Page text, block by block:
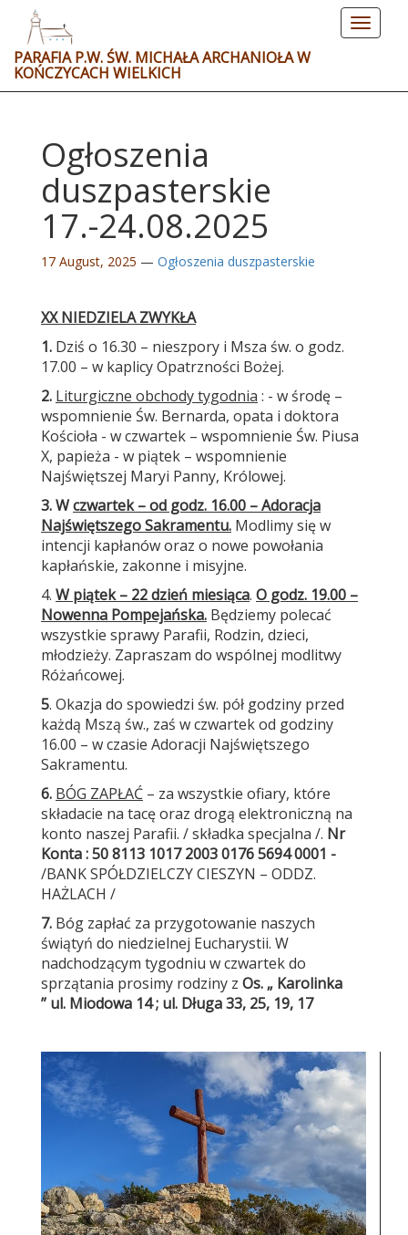
Toggle
PARAFIA P.W. ŚW. MICHAŁA ARCHANIOŁA W
KOŃCZYCACH WIELKICH
Ogłoszenia
duszpasterskie
17.-24.08.2025
17 August, 2025 — Ogłoszenia duszpasterskie
XX NIEDZIELA ZWYKŁA
1. Dziś o 16.30 – nieszpory i Msza św. o godz.
17.00 – w kaplicy Opatrzności Bożej.
2. Liturgiczne obchody tygodnia : - w środę –
wspomnienie Św. Bernarda, opata i doktora
Kościoła - w czwartek – wspomnienie Św. Piusa
X, papieża - w piątek – wspomnienie
Najświętszej Maryi Panny, Królowej.
3. Wczwartek – od godz. 16.00 – Adoracja
Najświętszego Sakramentu. Modlimy się w
intencji kapłanów oraz o nowe powołania
kapłańskie, zakonne i misyjne.
4. W piątek – 22 dzień miesiąca. O godz. 19.00 –
Nowenna Pompejańska. Będziemy polecać
wszystkie sprawy Parafii, Rodzin, dzieci,
młodzieży. Zapraszam do wspólnej modlitwy
Różańcowej.
5. Okazja do spowiedzi św. pół godziny przed
każdą Mszą św., zaś w czwartek od godziny
16.00 – w czasie Adoracji Najświętszego
Sakramentu.
6. BÓG ZAPŁAĆ – za wszystkie ofiary, które
składacie na tacę oraz drogą elektroniczną na
konto naszej Parafii. / składka specjalna /. Nr
Konta : 50 8113 1017 2003 0176 5694 0001 -
/BANK SPÓŁDZIELCZY CIESZYN – ODDZ.
HAŻLACH /
7. Bóg zapłać za przygotowanie naszych
świątyń do niedzielnej Eucharystii. W
nadchodzącym tygodniu w czwartek do
sprzątania prosimy rodziny z Os. „ Karolinka
” ul. Miodowa 14 ; ul. Długa 33, 25, 19, 17